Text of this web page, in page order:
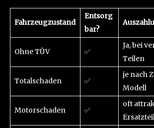
Fahrzeugzustand
Entsorg
bar?
Ohne TÜV ✅
Ja, bei
Teilen
Totalschaden ✅
je nach
Modell
Motorschaden ✅
oft